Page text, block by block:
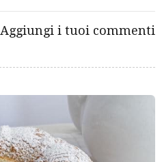
Aggiungi i tuoi commenti